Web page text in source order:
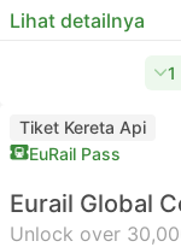
Lihat detailnya
1
Tiket Kereta Api
EuRail Pass
Eurail Global
Unlock over